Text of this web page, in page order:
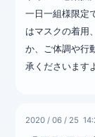
一日一組様限定
はマスクの着用
か、ご体調や行
承くださいます
2020 /06 / 25